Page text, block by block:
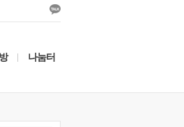
나눔터